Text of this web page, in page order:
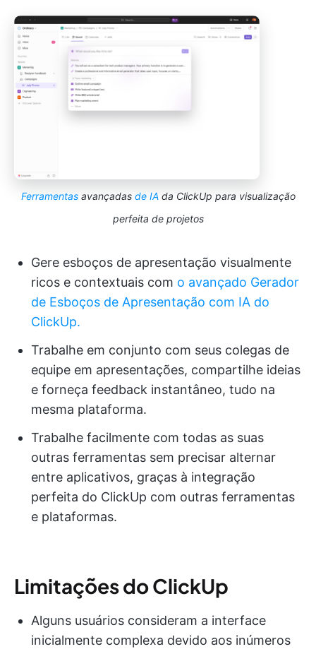
Ferramentasavançadas de IAda ClickUp para visualização
perfeita de projetos
Gere esboços de apresentação visualmente
ricos e contextuais com o avançado Gerador
de Esboços de Apresentação com IA do
ClickUp.
Trabalhe em conjunto com seus colegas de
equipe em apresentações, compartilhe ideias
e forneça feedback instantâneo, tudo na
mesma plataforma.
Trabalhe facilmente com todas as suas
outras ferramentas sem precisar alternar
entre aplicativos, graças à integração
perfeita do ClickUp com outras ferramentas
e plataformas.
Limitações do ClickUp
Alguns usuários consideram a interface
inicialmente complexa devido aos inúmeros